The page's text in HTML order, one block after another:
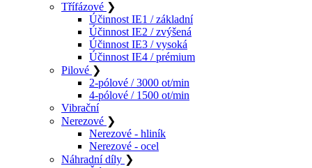
Třífázové ❯
Účinnost IE1 / základní
Účinnost IE2 / zvýšená
Účinnost IE3 / vysoká
Účinnost IE4 / prémium
Pilové ❯
2-pólové / 3000 ot/min
4-pólové / 1500 ot/min
Vibrační
Nerezové ❯
Nerezové - hliník
Nerezové - ocel
Náhradní díly ❯